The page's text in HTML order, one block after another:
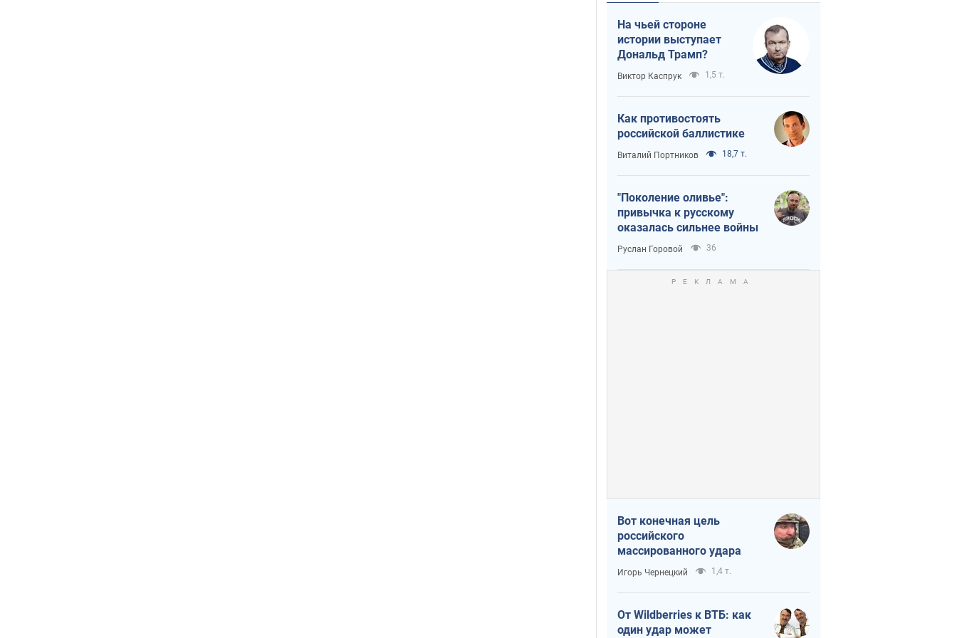
На чьей стороне
истории выступает
Дональд Трамп?
Виктор Каспрук 1,5 т.
Как противостоять
российской баллистике
Виталий Портников 18,7 т.
"Поколение оливье":
привычка к русскому
оказалась сильнее войны
Руслан Горовой 36
Вот конечная цель
российского
массированного удара
Игорь Чернецкий 1,4 т.
От Wildberries к ВТБ: как
один удар может